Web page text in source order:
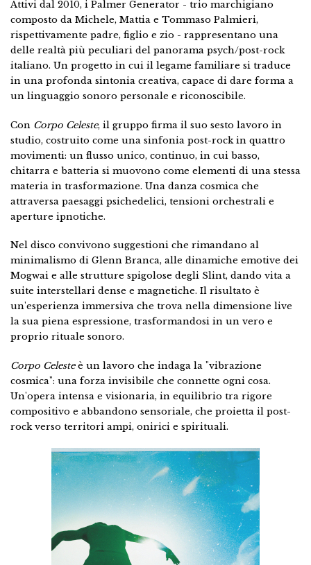
Attivi dal 2010, i Palmer Generator - trio marchigiano
composto da Michele, Mattia e Tommaso Palmieri,
rispettivamente padre, figlio e zio - rappresentano una
delle realtà più peculiari del panorama psych/post-rock
italiano. Un progetto in cui il legame familiare si traduce
in una profonda sintonia creativa, capace di dare forma a
un linguaggio sonoro personale e riconoscibile.
Con Corpo Celeste, il gruppo firma il suo sesto lavoro in
studio, costruito come una sinfonia post-rock in quattro
movimenti: un flusso unico, continuo, in cui basso,
chitarra e batteria si muovono come elementi di una stessa
materia in trasformazione. Una danza cosmica che
attraversa paesaggi psichedelici, tensioni orchestrali e
aperture ipnotiche.
Nel disco convivono suggestioni che rimandano al
minimalismo di Glenn Branca, alle dinamiche emotive dei
Mogwai e alle strutture spigolose degli Slint, dando vita a
suite interstellari dense e magnetiche. Il risultato è
un'esperienza immersiva che trova nella dimensione live
la sua piena espressione, trasformandosi in un vero e
proprio rituale sonoro.
Corpo Celesteè un lavoro che indaga la "vibrazione
cosmica": una forza invisibile che connette ogni cosa.
Un'opera intensa e visionaria, in equilibrio tra rigore
compositivo e abbandono sensoriale, che proietta il post-
rock verso territori ampi, onirici e spirituali.